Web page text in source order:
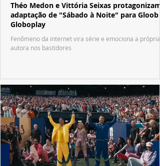
Théo Medon e Vittória Seixas protagonizam
adaptação de "Sábado à Noite" para Gloob e
Globoplay
Fenômeno da internet vira série e emociona a própria
autora nos bastidores